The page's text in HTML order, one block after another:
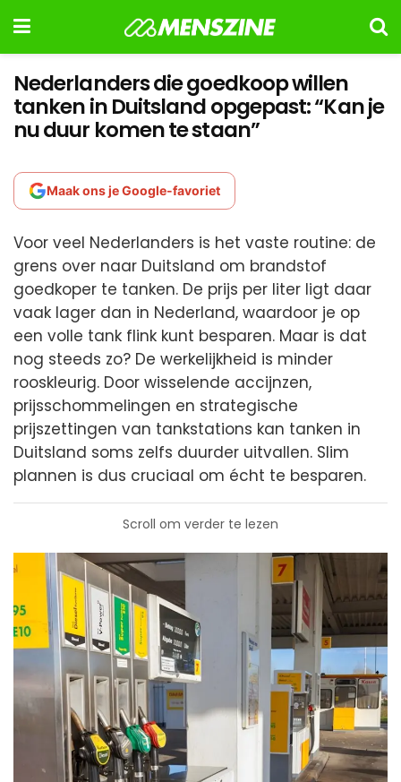
Nederlanders die goedkoop willen
tanken in Duitsland opgepast: “Kan je
nu duur komen te staan”
Maak ons je Google-favoriet
Voor veel Nederlanders is het vaste routine: de
grens over naar Duitsland om brandstof
goedkoper te tanken. De prijs per liter ligt daar
vaak lager dan in Nederland, waardoor je op
een volle tank flink kunt besparen. Maar is dat
nog steeds zo? De werkelijkheid is minder
rooskleurig. Door wisselende accijnzen,
prijsschommelingen en strategische
prijszettingen van tankstations kan tanken in
Duitsland soms zelfs duurder uitvallen. Slim
plannen is dus cruciaal om écht te besparen.
Scroll om verder te lezen